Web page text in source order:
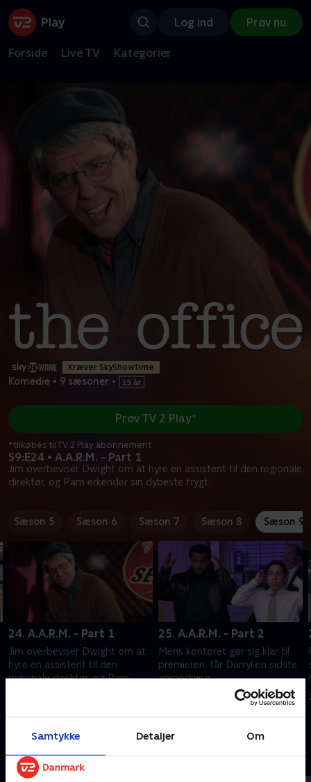
Samtykke Detaljer Om
Log ind Prøv nu
Forside Live TV Kategorier
Kræver SkyShowtime
Komedie • 9 sæsoner •
S9:E24 • A.A.R.M. - Part 1
Jim overbeviser Dwight om at hyre en assistent til den regionale
direktør, og Pam erkender sin dybeste frygt.
Prøv TV 2 Play*
*tilkøbes til TV 2 Play abonnement
Sæson 5 Sæson 6 Sæson 7 Sæson 8 Sæson 9
24. A.A.R.M. - Part 1
Jim overbeviser Dwight om at
hyre en assistent til den
regionale direktør, og Pam
25. A.A.R.M. - Part 2
Mens kontoret gør sig klar til
premieren, får Darryl en sidste
anmodning.
20. september 2022 • 21 min
Andre så også